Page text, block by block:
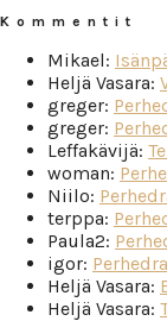
Kommentit
Mikael:
Heljä Vasara:
greger:
greger:
Leffakävijä:
woman:
Niilo:
terppa:
Paula2:
igor:
Heljä Vasara:
Heljä Vasara: